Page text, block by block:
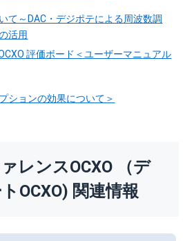
て～DAC・デジポテによる周波数調
活用
評価ボード＜ユーザーマニュアル
ションの効果について＞
レンスOCXO （デ
OCXO) 関連情報